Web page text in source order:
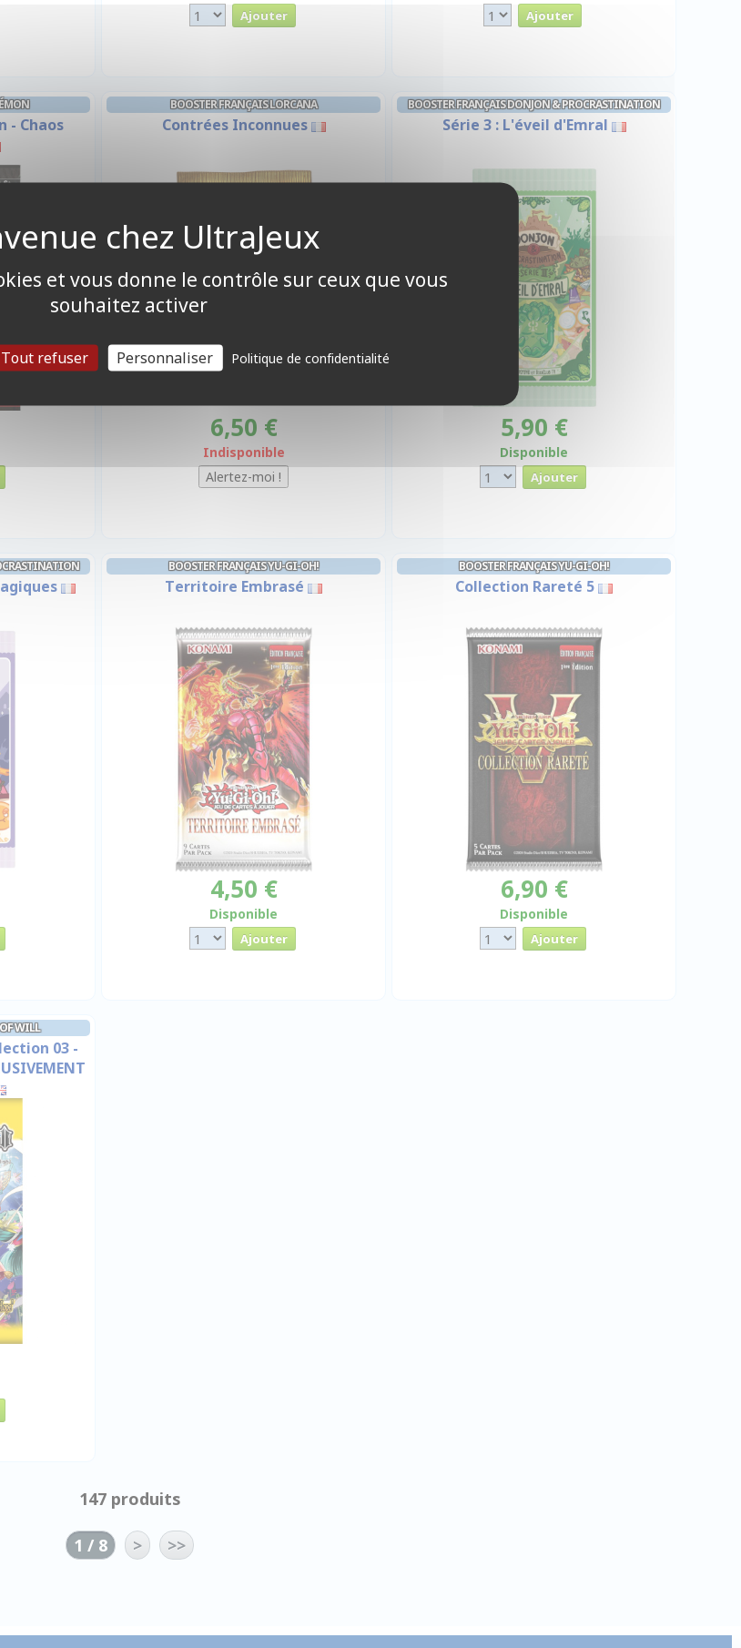
- Chaos
BOOSTER FRANÇAIS LORCANA
Contrées Inconnues
6,50 €
Indisponible
BOOSTER FRANÇAIS DONJON & PROCRASTINATION
Série 3 : L'éveil d'Emral
5,90 €
Disponible
BOOSTER FRANÇAIS YU-GI-OH!
Territoire Embrasé
4,50 €
Disponible
BOOSTER FRANÇAIS YU-GI-OH!
Collection Rareté 5
6,90 €
Disponible
WILL
03 -
147 produits
1 / 8 > >>
et vous donne le contrôle sur ceux que vous
souhaitez activer
Tout refuser Personnaliser Politique de confidentialité